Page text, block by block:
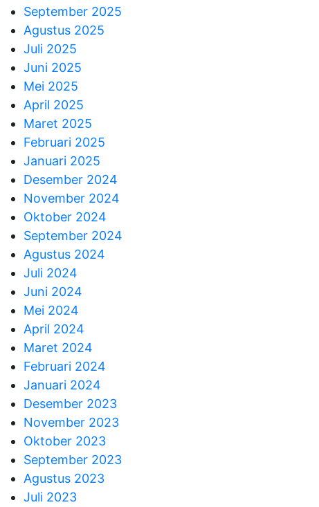
September 2025
Agustus 2025
Juli 2025
Juni 2025
Mei 2025
April 2025
Maret 2025
Februari 2025
Januari 2025
Desember 2024
November 2024
Oktober 2024
September 2024
Agustus 2024
Juli 2024
Juni 2024
Mei 2024
April 2024
Maret 2024
Februari 2024
Januari 2024
Desember 2023
November 2023
Oktober 2023
September 2023
Agustus 2023
Juli 2023